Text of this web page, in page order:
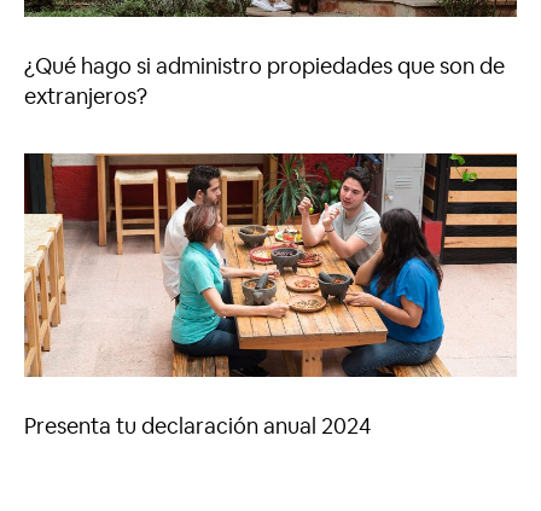
¿Qué hago si administro propiedades que son de
extranjeros?
Presenta tu declaración anual 2024